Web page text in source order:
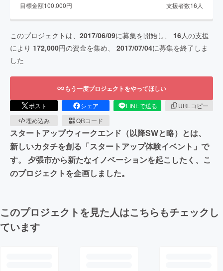
目標金額100,000円 支援者数16 人
このプロジェクトは、 2017/06/09に募集を開始し、 16人の支援
により 172,000円の資金を集め、 2017/07/04に募集を終了しま
した
もう一度プロジェクトをやってほしい
ポスト シェア LINEで送る
URLコピー
埋め込み
QRコード
スタートアップウィークエンド（以降SWと略）とは、
新しいカタチを創る「スタートアップ体験イベント」で
す。 夕張市から新たなイノベーションを起こしたく、こ
のプロジェクトを企画しました。
このプロジェクトを見た人はこちらもチェックし
ています